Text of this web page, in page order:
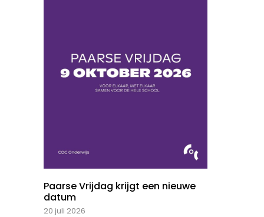
Paarse Vrijdag krijgt een nieuwe
datum
20 juli 2026